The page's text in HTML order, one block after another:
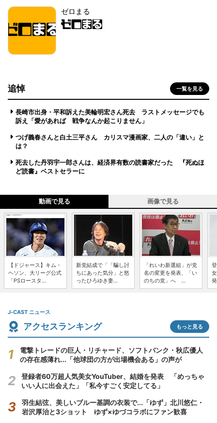
ゼロまる
追悼 一覧を見る
長崎市出身・平和訴えた美輪明宏さん死去 ラストメッセージでも
訴え「愛があれば 戦争なんか起こりません」
つげ義春さんと白土三平さん カリスマ漫画家、二人の「違い」と
は？
死去した丹羽宇一郎さんは、経済界有数の読書家だった 『死ぬほ
ど読書』ベストセラーに
動画で見る 画像で見る
【ドジャース】キム・
ヘソン、大リーグ公式
「PSロースタ...
新党結成で「「騙し討
ちにあった気分」と怒
ったひろゆき妻...
「れいわ新選組」が党
名の変更を発表、「い
のちの党」へ ...
J-CAST ニュース
アクセスランキング もっと見る
電撃トレードの巨人・リチャード、ソフトバンク・秋広優人
の存在感薄れ...「他球団の方が出場機会ある」の声が
登録者60万超人気美女YouTuber、結婚を発表 「めっちゃ
いい人に出会えた」「私今すごく安定してる」
羽生結弦、美しいブルー基調の衣装で...「ゆず」北川悠仁・
岩沢厚治と3ショット ゆず×ゆづコラボにファン歓喜